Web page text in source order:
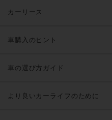
カーリース
車購入のヒント
車の選び方ガイド
より良いカーライフのために